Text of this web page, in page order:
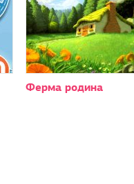
Ферма родина